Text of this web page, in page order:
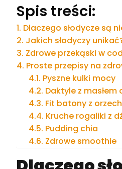
Spis treści:
Dlaczego słodycze są
Jakich słodyczy
Zdrowe przekąski w
Proste przepisy na
Pyszne kulki mocy
Daktyle z
Fit batony z
Kruche rogaliki z
Pudding chia
Zdrowe smoothie